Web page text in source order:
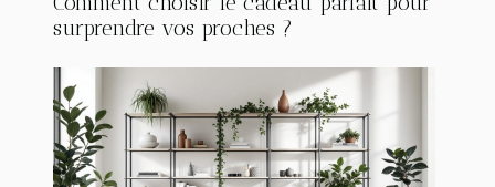
surprendre vos proches ?